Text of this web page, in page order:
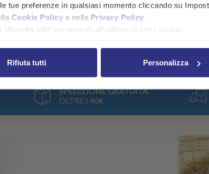
tue preferenze in qualsiasi momento cliccando su
Cookie Policy e nella Privacy Policy.
“Accetta tutti” acconsenti all’utilizzo di tutti i cookie.
Rifiuta tutti Personalizza
SPEDIZIONE GRATUITA
OLTRE I 40€